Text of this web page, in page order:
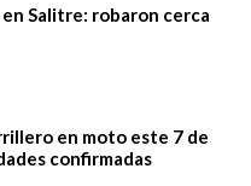
Salitre: robaron cerca
en moto este 7 de
confirmadas